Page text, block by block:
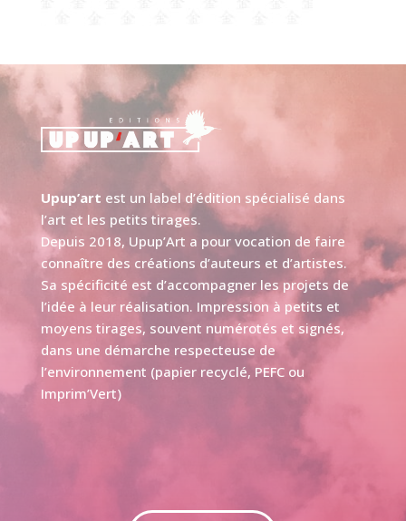
Upup’art est un label d’édition spécialisé dans
l’art et les petits tirages.
Depuis 2018, Upup’Art a pour vocation de faire
connaître des créations d’auteurs et d’artistes.
Sa spécificité est d’accompagner les projets de
l’idée à leur réalisation. Impression à petits et
moyens tirages, souvent numérotés et signés,
dans une démarche respecteuse de
l’environnement (papier recyclé, PEFC ou
Imprim’Vert)